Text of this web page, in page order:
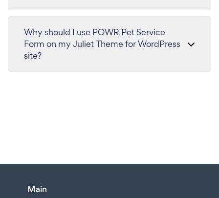
Why should I use POWR Pet Service
Form on my Juliet Theme for WordPress
site?
Main